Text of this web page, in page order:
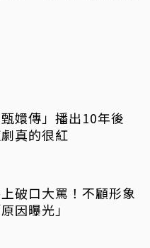
嬛傳」播出10年後
真的很紅
破口大罵！不顧形象
因曝光」